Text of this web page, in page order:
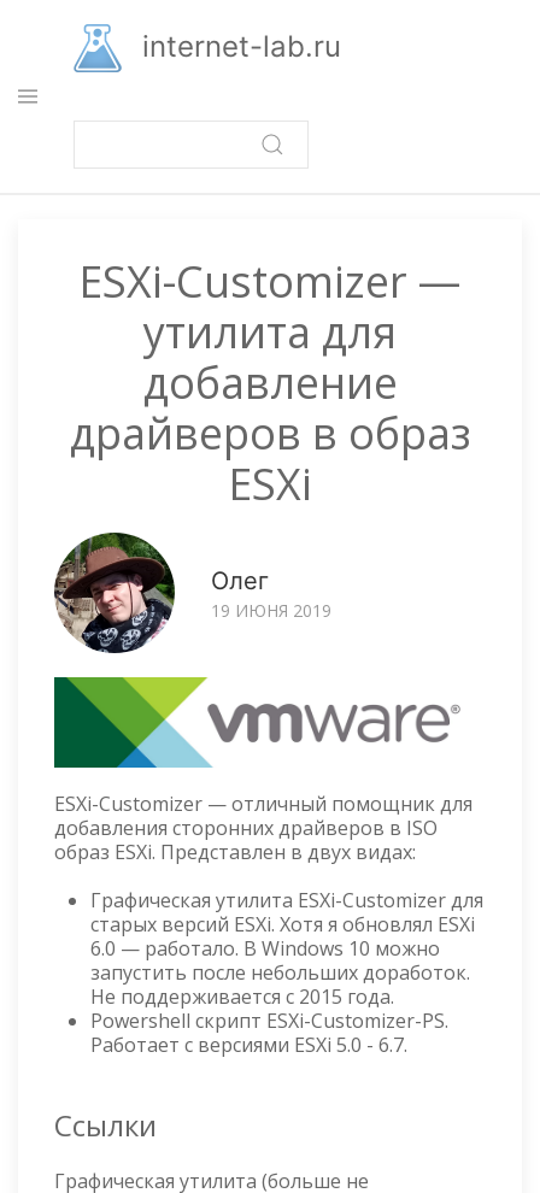
основному
содержанию
internet-lab.ru
ESXi-Customizer —
утилита для
добавление
драйверов в образ
ESXi
Олег
19 ИЮНЯ 2019
ESXi-Customizer — отличный помощник для
добавления сторонних драйверов в ISO
образ ESXi. Представлен в двух видах:
Графическая утилита ESXi-Customizer для
старых версий ESXi. Хотя я обновлял ESXi
6.0 — работало. В Windows 10 можно
запустить после небольших доработок.
Не поддерживается с 2015 года.
Powershell скрипт ESXi-Customizer-PS.
Работает с версиями ESXi 5.0 - 6.7.
Ссылки
Графическая утилита (больше не